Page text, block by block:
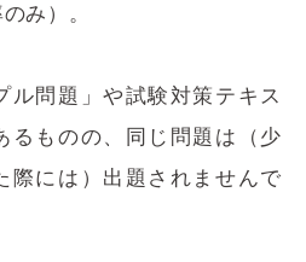
み）。
ル問題」や試験対策テキス
るものの、同じ問題は（少
際には）出題されませんで